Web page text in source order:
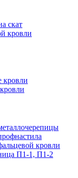
скат
кровли
кровли
кровли
П1-1, П1-2